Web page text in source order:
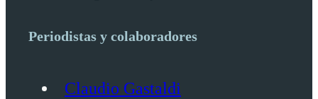
Periodistas y colaboradores
Claudio Gastaldi